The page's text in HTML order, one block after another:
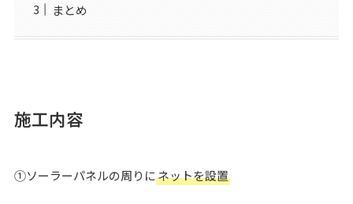
まとめ
施工内容
①ソーラーパネルの周りにネットを設置